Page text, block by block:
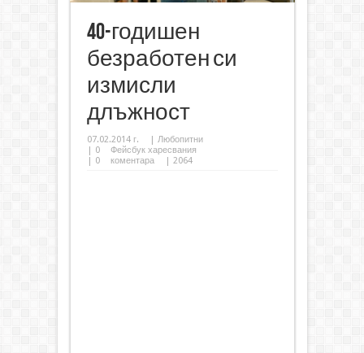
40-годишен
безработен си
измисли
длъжност
07.02.2014 г. | Любопитни
| 0
Фейсбук харесвания
| 0 коментара | 2064